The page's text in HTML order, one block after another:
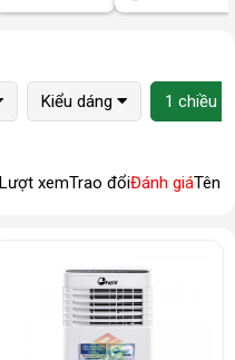
Kiểu dáng 1 chiều
Lượt xemTrao đổiĐánh giáTên